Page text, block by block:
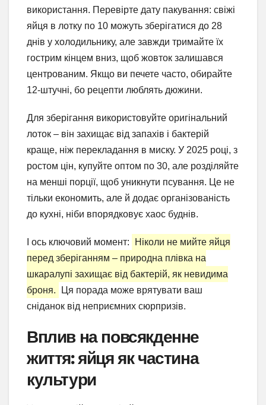
використання. Перевірте дату пакування: свіжі
яйця в лотку по 10 можуть зберігатися до 28
днів у холодильнику, але завжди тримайте їх
гострим кінцем вниз, щоб жовток залишався
центрованим. Якщо ви печете часто, обирайте
12-штучні, бо рецепти люблять дюжини.
Для зберігання використовуйте оригінальний
лоток – він захищає від запахів і бактерій
краще, ніж перекладання в миску. У 2025 році, з
ростом цін, купуйте оптом по 30, але розділяйте
на менші порції, щоб уникнути псування. Це не
тільки економить, але й додає організованість
до кухні, ніби впорядковує хаос буднів.
І ось ключовий момент:
Ніколи не мийте яйця
перед зберіганням – природна плівка на
шкаралупі захищає від бактерій, як невидима
броня.
Ця порада може врятувати ваш
сніданок від неприємних сюрпризів.
Вплив на повсякденне
життя: яйця як частина
культури